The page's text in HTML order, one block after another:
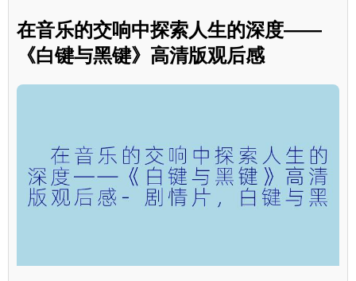
在音乐的交响中探索人生的深度——
《白键与黑键》高清版观后感